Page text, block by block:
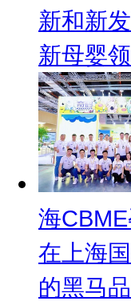
新和新
新母婴
海
在上海
的黑马